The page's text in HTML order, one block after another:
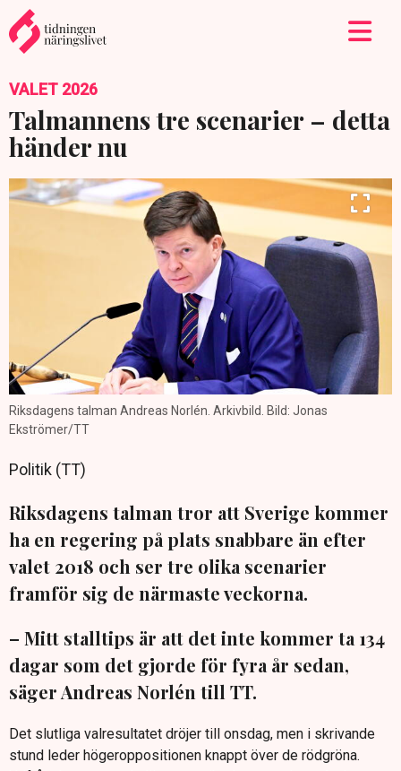
VALET 2026
Talmannens tre scenarier – detta
händer nu
Riksdagens talman Andreas Norlén. Arkivbild. Bild: Jonas
Ekströmer/TT
Politik (TT)
Riksdagens talman tror att Sverige kommer
ha en regering på plats snabbare än efter
valet 2018 och ser tre olika scenarier
framför sig de närmaste veckorna.
– Mitt stalltips är att det inte kommer ta 134
dagar som det gjorde för fyra år sedan,
säger Andreas Norlén till TT.
Det slutliga valresultatet dröjer till onsdag, men i skrivande
stund leder högeroppositionen knappt över de rödgröna.